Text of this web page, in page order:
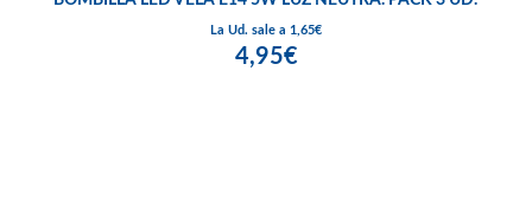
La Ud. sale a 1,65€
4,95€